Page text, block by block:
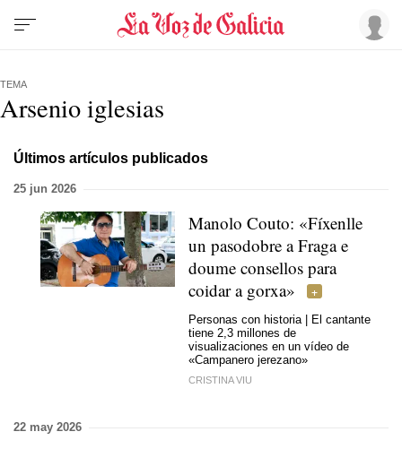
TEMA
Arsenio iglesias
Últimos artículos publicados
25 jun 2026
Manolo Couto: «Fíxenlle
un pasodobre a Fraga e
doume consellos para
coidar a gorxa»
Personas con historia | El cantante
tiene 2,3 millones de
visualizaciones en un vídeo de
«Campanero jerezano»
CRISTINA VIU
22 may 2026